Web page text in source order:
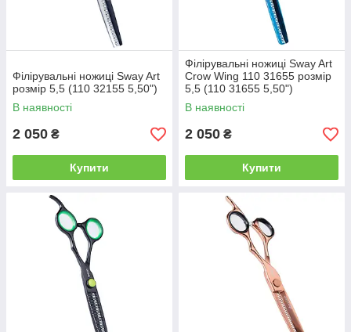
Філірувальні ножиці Sway Art
розмір 5,5 (110 32155 5,50")
В наявності
2 050 ₴
Купити
Філірувальні ножиці Sway Art
Crow Wing 110 31655 розмір
5,5 (110 31655 5,50")
В наявності
2 050 ₴
Купити